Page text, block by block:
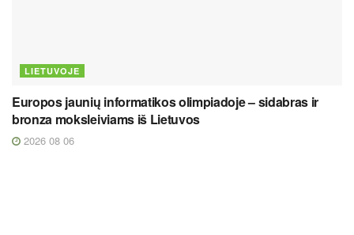
LIETUVOJE
Europos jaunių informatikos olimpiadoje – sidabras ir
bronza moksleiviams iš Lietuvos
2026 08 06